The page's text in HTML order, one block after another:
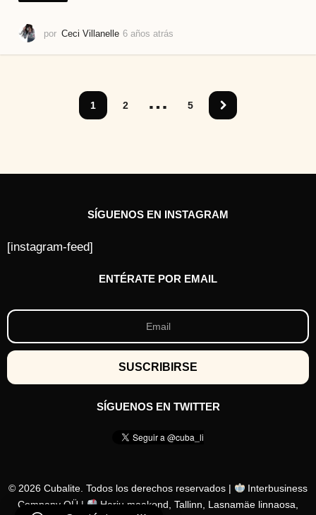
por Ceci Villanelle 6 años atrás
1 2 … 5
SÍGUENOS EN INSTAGRAM
[instagram-feed]
ENTÉRATE POR EMAIL
SÍGUENOS EN TWITTER
© 2026 Cubalite. Todos los derechos reservados |
Interbusiness
Company OÜ |
Harju maakond, Tallinn, Lasnamäe linnaosa,